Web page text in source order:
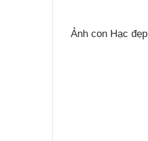
Ảnh con Hạc đẹp